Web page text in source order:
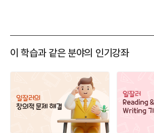
이 학습과 같은 분야의 인기강좌